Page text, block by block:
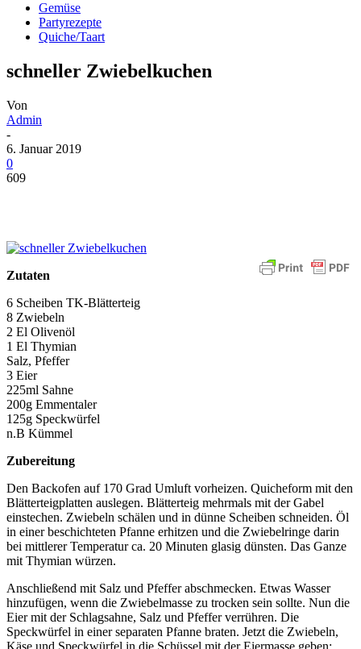
Gemüse
Partyrezepte
Quiche/Taart
schneller Zwiebelkuchen
Von
Admin
-
6. Januar 2019
0
609
Zutaten
6 Scheiben TK-Blätterteig
8 Zwiebeln
2 El Olivenöl
1 El Thymian
Salz, Pfeffer
3 Eier
225ml Sahne
200g Emmentaler
125g Speckwürfel
n.B Kümmel
Zubereitung
Den Backofen auf 170 Grad Umluft vorheizen. Quicheform mit den
Blätterteigplatten auslegen. Blätterteig mehrmals mit der Gabel
einstechen. Zwiebeln schälen und in dünne Scheiben schneiden. Öl
in einer beschichteten Pfanne erhitzen und die Zwiebelringe darin
bei mittlerer Temperatur ca. 20 Minuten glasig dünsten. Das Ganze
mit Thymian würzen.
Anschließend mit Salz und Pfeffer abschmecken. Etwas Wasser
hinzufügen, wenn die Zwiebelmasse zu trocken sein sollte. Nun die
Eier mit der Schlagsahne, Salz und Pfeffer verrühren. Die
Speckwürfel in einer separaten Pfanne braten. Jetzt die Zwiebeln,
Käse und Speckwürfel in die Schüssel mit der Eiermasse geben: